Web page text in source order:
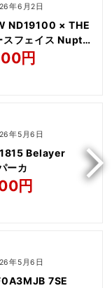
年6月2日
ND19100 × THE
フェイス Nuptse
円
年5月6日
Belayer
ーカ
円
年5月6日
7SE